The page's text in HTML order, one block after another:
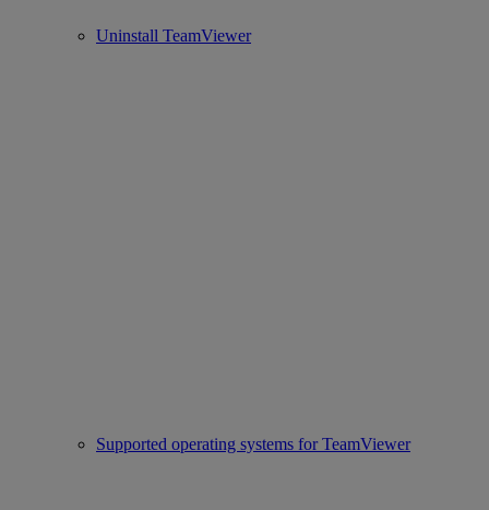
Uninstall TeamViewer
Supported operating systems for TeamViewer